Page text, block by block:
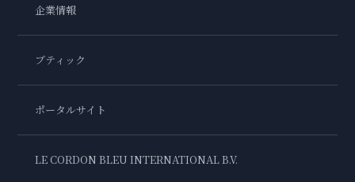
企業情報
ブティック
ポータルサイト
LE CORDON BLEU INTERNATIONAL B.V.